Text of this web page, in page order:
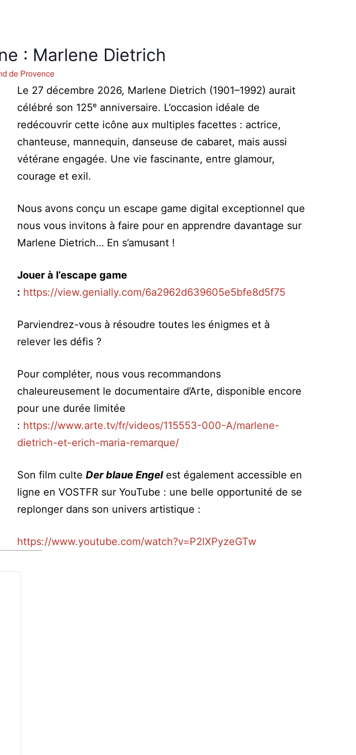
: Marlene Dietrich
de Provence
Le 27 décembre 2026, Marlene Dietrich (1901–1992) aurait
célébré son 125ᵉ anniversaire. L’occasion idéale de
redécouvrir cette icône aux multiples facettes : actrice,
chanteuse, mannequin, danseuse de cabaret, mais aussi
vétérane engagée. Une vie fascinante, entre glamour,
courage et exil.
Nous avons conçu un escape game digital exceptionnel que
nous vous invitons à faire pour en apprendre davantage sur
Marlene Dietrich… En s’amusant !
Jouer à l’escape game
: https://view.genially.com/6a2962d639605e5bfe8d5f75
Parviendrez-vous à résoudre toutes les énigmes et à
relever les défis ?
Pour compléter, nous vous recommandons
chaleureusement le documentaire d’Arte, disponible encore
pour une durée limitée
: https://www.arte.tv/fr/videos/115553-000-A/marlene-
dietrich-et-erich-maria-remarque/
Son film culte Der blaue Engelest également accessible en
ligne en VOSTFR sur YouTube : une belle opportunité de se
replonger dans son univers artistique :
https://www.youtube.com/watch?v=P2lXPyzeGTw